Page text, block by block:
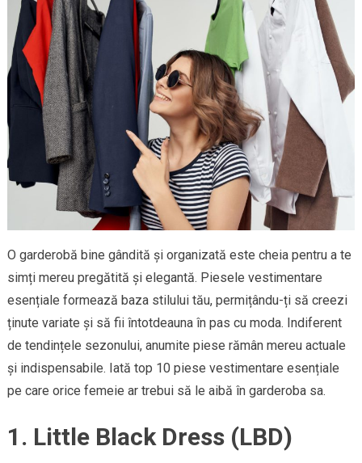
O garderobă bine gândită și organizată este cheia pentru a te
simți mereu pregătită și elegantă. Piesele vestimentare
esențiale formează baza stilului tău, permițându-ți să creezi
ținute variate și să fii întotdeauna în pas cu moda. Indiferent
de tendințele sezonului, anumite piese rămân mereu actuale
și indispensabile. Iată top 10 piese vestimentare esențiale
pe care orice femeie ar trebui să le aibă în garderoba sa.
1. Little Black Dress (LBD)